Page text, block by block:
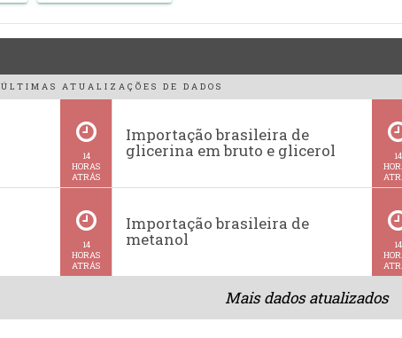
ÚLTIMAS ATUALIZAÇÕES DE DADOS
14
HORAS
ATRÁS
Importação brasileira de
glicerina em bruto e glicerol
14
14
HORAS
ATRÁS
Importação brasileira de
metanol
14
Mais dados atualizados